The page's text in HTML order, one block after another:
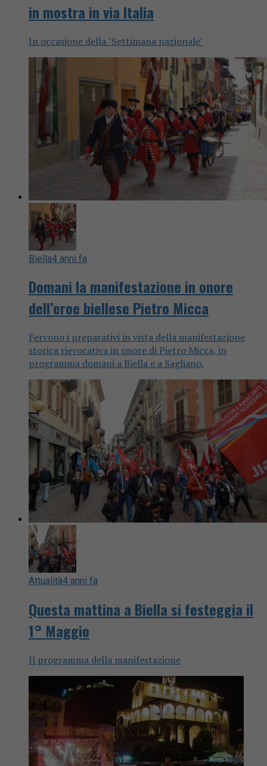
in mostra in via Italia
In occasione della "Settimana nazionale"
Biella4 anni fa
Domani la manifestazione in onore
dell’eroe biellese Pietro Micca
Fervono i preparativi in vista della manifestazione
storica rievocativa in onore di Pietro Micca, in
programma domani a Biella e a Sagliano.
Attualità4 anni fa
Questa mattina a Biella si festeggia il
1° Maggio
Il programma della manifestazione